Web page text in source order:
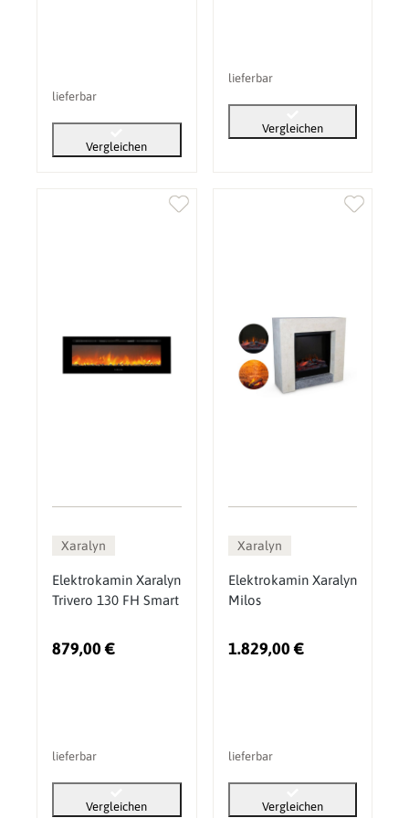
lieferbar
Vergleichen
lieferbar
Vergleichen
Xaralyn
Elektrokamin Xaralyn
Trivero 130 FH Smart
879,00 €
lieferbar
Vergleichen
Xaralyn
Elektrokamin Xaralyn
Milos
1.829,00 €
lieferbar
Vergleichen